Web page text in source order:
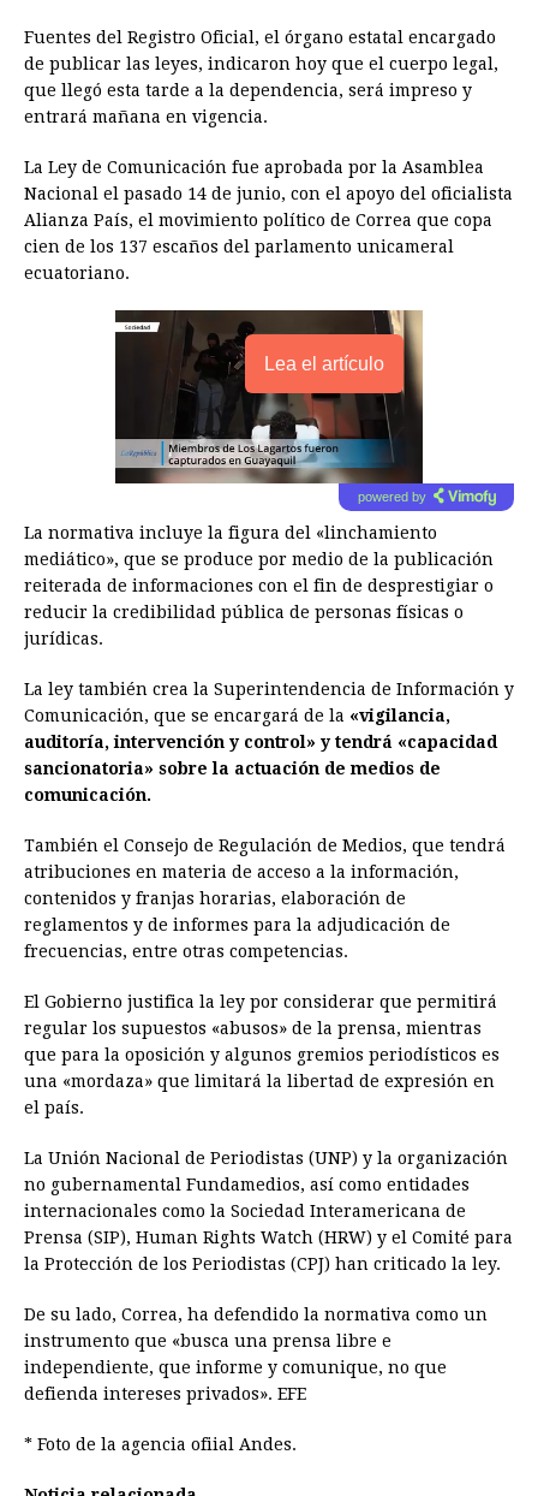
Fuentes del Registro Oficial, el órgano estatal encargado
de publicar las leyes, indicaron hoy que el cuerpo legal,
que llegó esta tarde a la dependencia, será impreso y
entrará mañana en vigencia.
La Ley de Comunicación fue aprobada por la Asamblea
Nacional el pasado 14 de junio, con el apoyo del oficialista
Alianza País, el movimiento político de Correa que copa
cien de los 137 escaños del parlamento unicameral
ecuatoriano.
Lea el artículo
powered by
La normativa incluye la figura del «linchamiento
mediático», que se produce por medio de la publicación
reiterada de informaciones con el fin de desprestigiar o
reducir la credibilidad pública de personas físicas o
jurídicas.
La ley también crea la Superintendencia de Información y
Comunicación, que se encargará de la «vigilancia,
auditoría, intervención y control» y tendrá «capacidad
sancionatoria» sobre la actuación de medios de
comunicación.
También el Consejo de Regulación de Medios, que tendrá
atribuciones en materia de acceso a la información,
contenidos y franjas horarias, elaboración de
reglamentos y de informes para la adjudicación de
frecuencias, entre otras competencias.
El Gobierno justifica la ley por considerar que permitirá
regular los supuestos «abusos» de la prensa, mientras
que para la oposición y algunos gremios periodísticos es
una «mordaza» que limitará la libertad de expresión en
el país.
La Unión Nacional de Periodistas (UNP) y la organización
no gubernamental Fundamedios, así como entidades
internacionales como la Sociedad Interamericana de
Prensa (SIP), Human Rights Watch (HRW) y el Comité para
la Protección de los Periodistas (CPJ) han criticado la ley.
De su lado, Correa, ha defendido la normativa como un
instrumento que «busca una prensa libre e
independiente, que informe y comunique, no que
defienda intereses privados». EFE
* Foto de la agencia ofiial Andes.